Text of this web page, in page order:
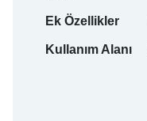
Ek Özellikler
Kullanım Alanı